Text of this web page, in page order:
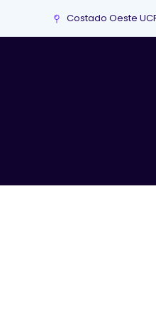
Costado Oeste